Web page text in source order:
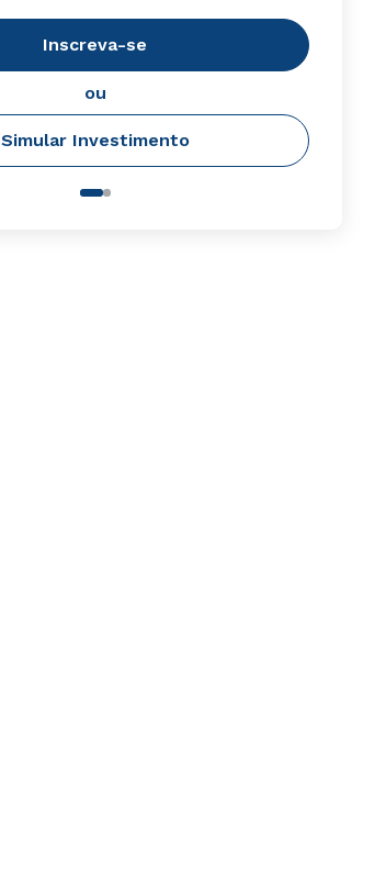
Inscreva-se
ou
Simular Investimento